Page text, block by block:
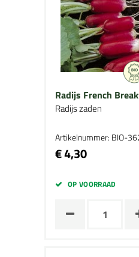
Radijs French
Radijs zaden
Artikelnummer: BIO-
€ 4,30
OP VOORRAAD